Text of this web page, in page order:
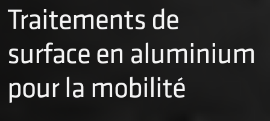
Traitements de
surface en aluminium
pour la mobilité